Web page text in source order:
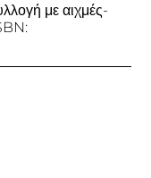
με αιχμές-